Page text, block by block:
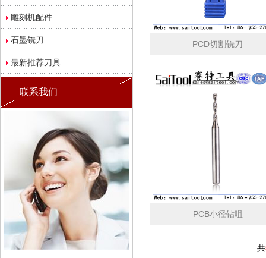
雕刻机配件
石墨铣刀
最新推荐刀具
联系我们
PCD切割铣刀
PCB小径钻咀
共